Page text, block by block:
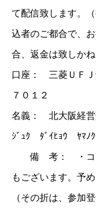
て配信致します。
込者のご都合で、
合、返金は致しか
口座： 三菱ＵＦ
７０１２
名義： 北大阪経
ｼﾞｭｸ ﾀﾞｲﾋｮｳ ﾔﾏﾉｸ
備 考： ・コロ
もございます。予
（その折は、参加